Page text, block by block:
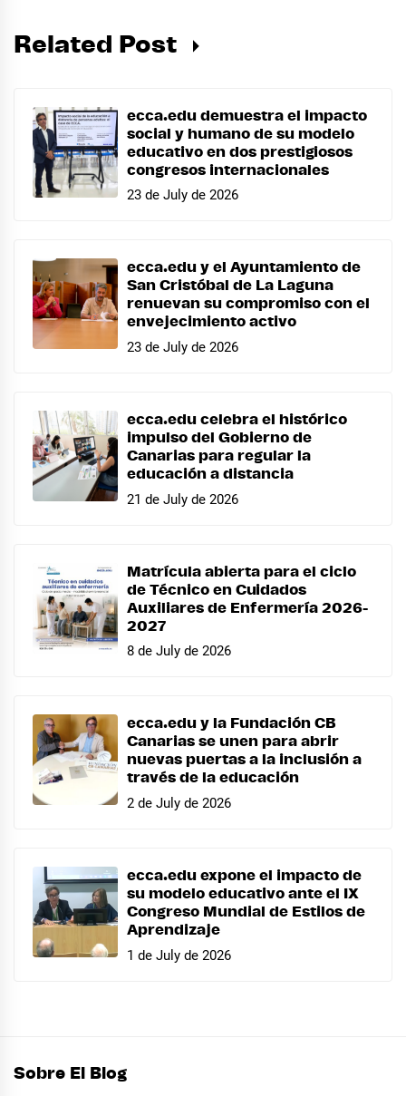
Related Post
ecca.edu demuestra el impacto
social y humano de su modelo
educativo en dos prestigiosos
congresos internacionales
23 de July de 2026
ecca.edu y el Ayuntamiento de
San Cristóbal de La Laguna
renuevan su compromiso con el
envejecimiento activo
23 de July de 2026
ecca.edu celebra el histórico
impulso del Gobierno de
Canarias para regular la
educación a distancia
21 de July de 2026
Matrícula abierta para el ciclo
de Técnico en Cuidados
Auxiliares de Enfermería 2026-
2027
8 de July de 2026
ecca.edu y la Fundación CB
Canarias se unen para abrir
nuevas puertas a la inclusión a
través de la educación
2 de July de 2026
ecca.edu expone el impacto de
su modelo educativo ante el IX
Congreso Mundial de Estilos de
Aprendizaje
1 de July de 2026
Sobre El Blog